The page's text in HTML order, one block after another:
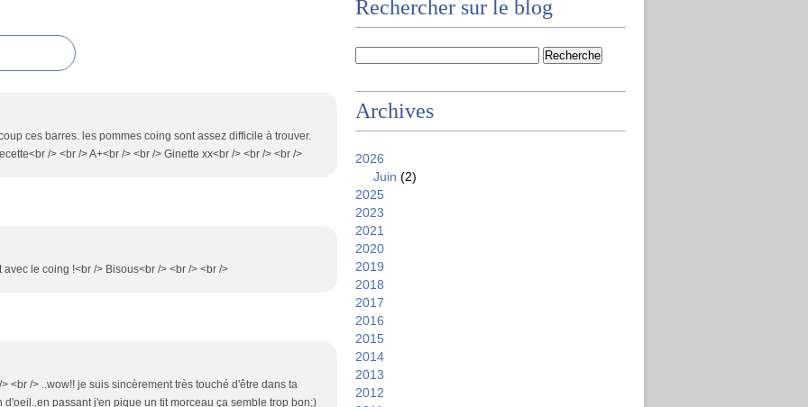
ces barres. les pommes coing sont assez difficile à trouver.
/> <br /> A+<br /> <br /> Ginette xx<br /> <br /> <br />
le coing !<br /> Bisous<br /> <br /> <br />
<br /> ..wow!! je suis sincèrement très touché d'être dans ta
passant j'en pique un tit morceau ça semble trop bon;)
Rechercher sur le blog
Archives
2026
Juin (2)
2025
2023
2021
2020
2019
2018
2017
2016
2015
2014
2013
2012